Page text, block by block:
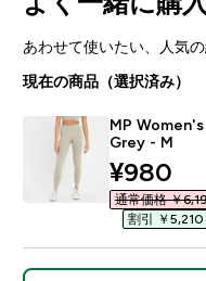
あわせて使いたい、人気
現在の商品（選択済み）
MP
Grey - M
¥980‎
通常価格 ￥
割引 ￥5,210‎